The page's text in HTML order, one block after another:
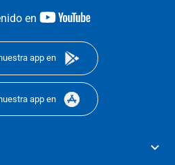
en
youtube-
app en
app en